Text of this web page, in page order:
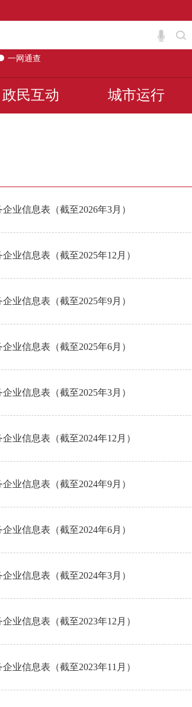
一网通查
政民互动 城市运行
业信息表（截至2026年3月）
业信息表（截至2025年12月）
业信息表（截至2025年9月）
业信息表（截至2025年6月）
业信息表（截至2025年3月）
业信息表（截至2024年12月）
业信息表（截至2024年9月）
业信息表（截至2024年6月）
业信息表（截至2024年3月）
业信息表（截至2023年12月）
业信息表（截至2023年11月）